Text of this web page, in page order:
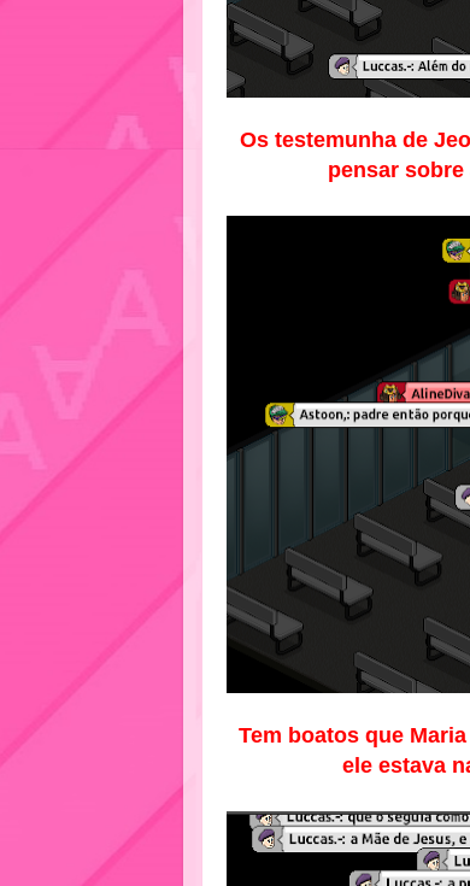
Os testemunha de
pensar
Tem boatos que
ele estava